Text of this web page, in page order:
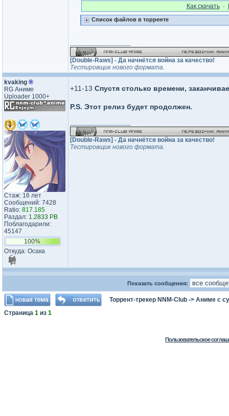
Как cкачать·
Список файлов в торренте
[Double-Raws] - Да начнётся война за качество!
Тестировщик нового формата.
kvaking ®
RG Аниме
Uploader 1000+
Стаж: 16 лет
Сообщений: 7428
Ratio: 817.185
Раздал: 1.2833 PB
Поблагодарили:
45147
100%
Откуда: Осака
+11-13 Спустя столько времени,
P.S. Этот релиз будет продолжен.
[Double-Raws] - Да начнётся война за качество!
Тестировщик нового формата.
Показать сообщения:
Торрент-трекер NNM-Club -> Аниме с
Страница 1 из 1
Пользовательское